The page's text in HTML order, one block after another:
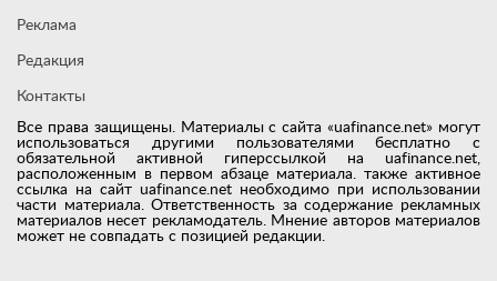
Все права защищены. Материалы с сайта «uafinance.net» могут
использоваться другими пользователями бесплатно с
обязательной активной гиперссылкой на uafinance.net,
расположенным в первом абзаце материала. также активное
ссылка на сайт uafinance.net необходимо при использовании
части материала. Ответственность за содержание рекламных
материалов несет рекламодатель. Мнение авторов материалов
может не совпадать с позицией редакции.
Реклама
Редакция
Контакты